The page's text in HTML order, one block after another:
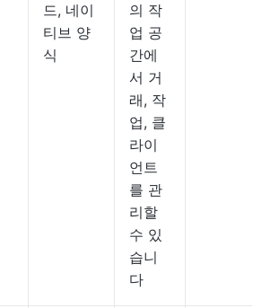
드, 네이
티브 양
식
의 작
업 공
간에
서 거
래, 작
업, 클
라이
언트
를 관
리할
수 있
습니
다